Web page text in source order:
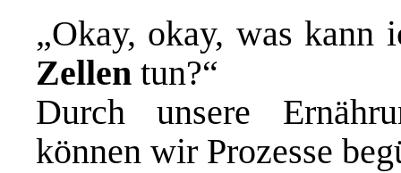
„Okay, okay, was kann
Zellen tun?“
Durch unsere
können wir Prozesse